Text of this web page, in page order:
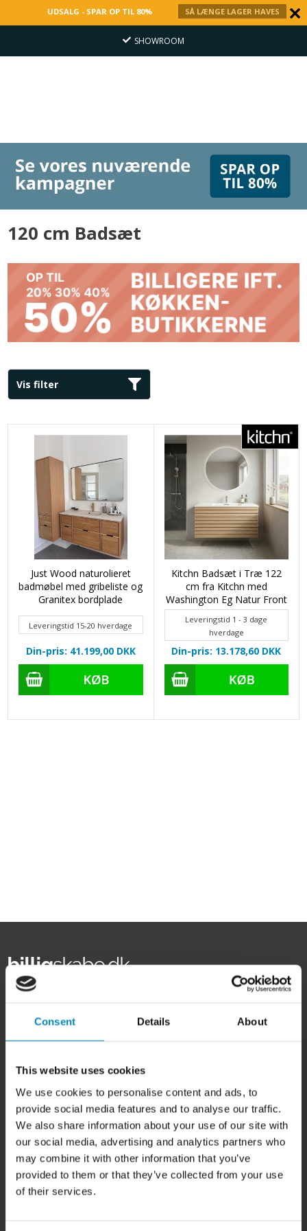
Consent Details About
This website uses cookies
We use cookies to personalise content and ads, to
provide social media features and to analyse our traffic.
We also share information about your use of our site with
our social media, advertising and analytics partners who
may combine it with other information that you’ve
provided to them or that they’ve collected from your use
of their services.
UDSALG - SPAR OP TIL 80% SÅ LÆNGE LAGER HAVES
SHOWROOM
120 cm Badsæt
Vis filter
Just Wood naturolieret
badmøbel med gribeliste og
Granitex bordplade
Leveringstid 15-20 hverdage
Din-pris: 41.199,00 DKK
Kitchn Badsæt i Træ 122
cm fra Kitchn med
Washington Eg Natur Front
Leveringstid 1 - 3 dage
hverdage
Din-pris: 13.178,60 DKK
Karlskogavej 5B
9200 Aalborg SV
info@billigskabe.dk
CVR: 27428959
HJÆLP & SUPPORT
Kundeservice
FAQ